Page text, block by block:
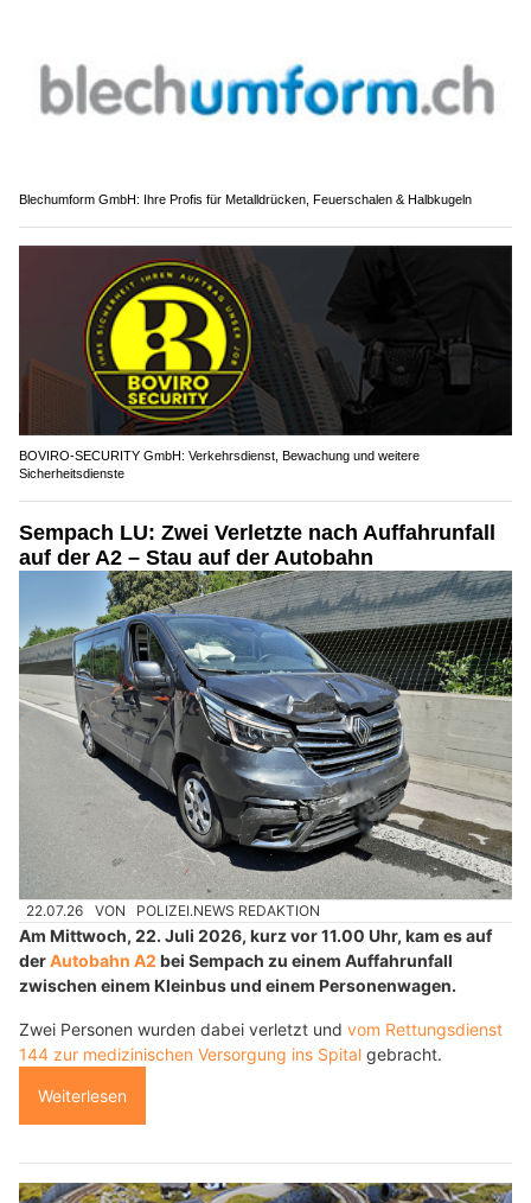
Blechumform GmbH: Ihre Profis für Metalldrücken, Feuerschalen & Halbkugeln
BOVIRO-SECURITY GmbH: Verkehrsdienst, Bewachung und weitere
Sicherheitsdienste
Sempach LU: Zwei Verletzte nach Auffahrunfall
auf der A2 – Stau auf der Autobahn
22.07.26 VON POLIZEI.NEWS REDAKTION
Am Mittwoch, 22. Juli 2026, kurz vor 11.00 Uhr, kam es auf
derAutobahn A2 bei Sempach zu einem Auffahrunfall
zwischen einem Kleinbus und einem Personenwagen.
Zwei Personen wurden dabei verletzt und vom Rettungsdienst
144 zur medizinischen Versorgung ins Spital gebracht.
Weiterlesen